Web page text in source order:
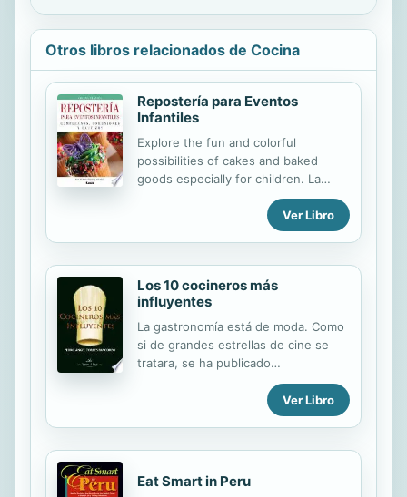
Otros libros relacionados de Cocina
Repostería para Eventos
Infantiles
Explore the fun and colorful
possibilities of cakes and baked
goods especially for children. La
propuesta de este libro es un
abanico de alternativas de tortas,
pastelería y repostería divertidas y
público menudo.
Ver Libro
Los 10 cocineros más
influyentes
La gastronomía está de moda. Como
si de grandes estrellas de cine se
tratara, se ha publicado
recientemente la lista de los diez
chefs más influyentes del mundo en
la última década, según la opinión
culinarios de diferentes
nacionalidades reunidos en la
Cumbre Madrid Fusión. La
Ver Libro
Eat Smart in Peru